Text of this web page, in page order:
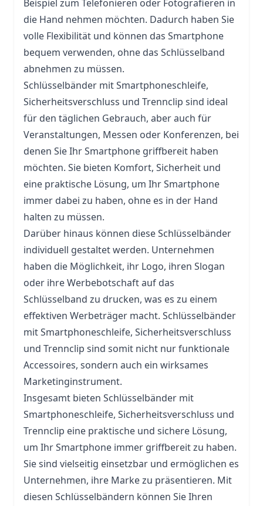
Beispiel zum Telefonieren oder Fotografieren in
die Hand nehmen möchten. Dadurch haben Sie
volle Flexibilität und können das Smartphone
bequem verwenden, ohne das Schlüsselband
abnehmen zu müssen.
Schlüsselbänder mit Smartphoneschleife,
Sicherheitsverschluss und Trennclip sind ideal
für den täglichen Gebrauch, aber auch für
Veranstaltungen, Messen oder Konferenzen, bei
denen Sie Ihr Smartphone griffbereit haben
möchten. Sie bieten Komfort, Sicherheit und
eine praktische Lösung, um Ihr Smartphone
immer dabei zu haben, ohne es in der Hand
halten zu müssen.
Darüber hinaus können diese Schlüsselbänder
individuell gestaltet werden. Unternehmen
haben die Möglichkeit, ihr Logo, ihren Slogan
oder ihre Werbebotschaft auf das
Schlüsselband zu drucken, was es zu einem
effektiven Werbeträger macht. Schlüsselbänder
mit Smartphoneschleife, Sicherheitsverschluss
und Trennclip sind somit nicht nur funktionale
Accessoires, sondern auch ein wirksames
Marketinginstrument.
Insgesamt bieten Schlüsselbänder mit
Smartphoneschleife, Sicherheitsverschluss und
Trennclip eine praktische und sichere Lösung,
um Ihr Smartphone immer griffbereit zu haben.
Sie sind vielseitig einsetzbar und ermöglichen es
Unternehmen, ihre Marke zu präsentieren. Mit
diesen Schlüsselbändern können Sie Ihren